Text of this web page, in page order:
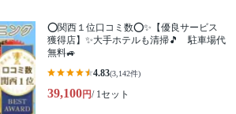
⭕関西１位口コミ数⭕✨【優良サービス
獲得店】✨大手ホテルも清掃🎵 駐車場代
無料🚙
4.83(3,142件)
39,100円/ 1セット